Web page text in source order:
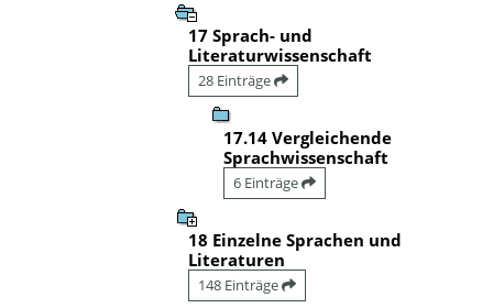
17 Sprach- und
Literaturwissenschaft
28 Einträge
17.14 Vergleichende
Sprachwissenschaft
6 Einträge
18 Einzelne Sprachen und
Literaturen
148 Einträge